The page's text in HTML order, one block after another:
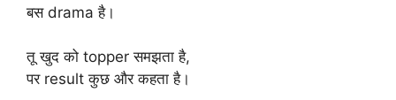
बस drama है।
तू खुद को topper समझता है,
पर result कुछ और कहता है।